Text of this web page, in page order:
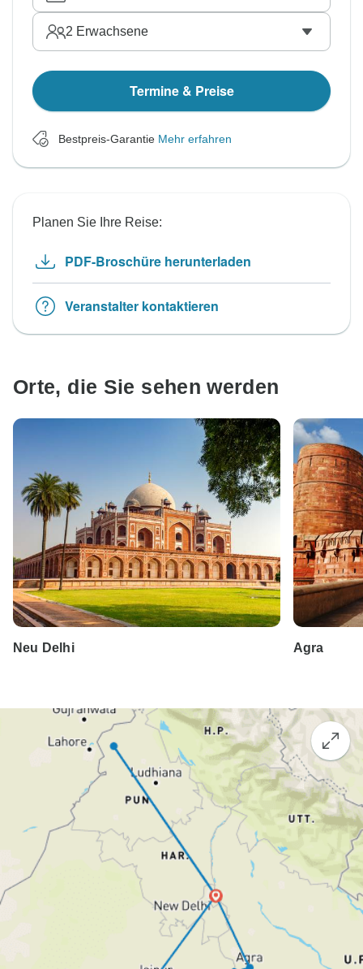
2 Erwachsene
Termine & Preise
Bestpreis-Garantie Mehr erfahren
Planen Sie Ihre Reise:
PDF-Broschüre herunterladen
Veranstalter kontaktieren
Orte, die Sie sehen werden
Neu Delhi Agra